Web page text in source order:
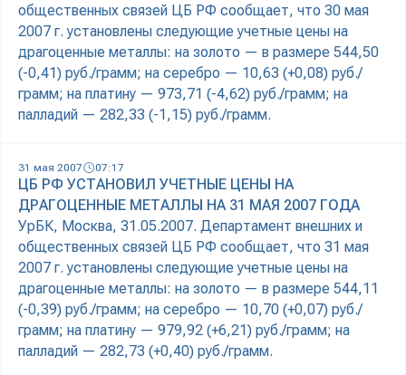
общественных связей ЦБ РФ сообщает, что 30 мая
2007 г. установлены следующие учетные цены на
драгоценные металлы: на золото — в размере 544,50
(-0,41) руб./грамм; на серебро — 10,63 (+0,08) руб./
грамм; на платину — 973,71 (-4,62) руб./грамм; на
палладий — 282,33 (-1,15) руб./грамм.
31 мая 2007 07:17
ЦБ РФ УСТАНОВИЛ УЧЕТНЫЕ ЦЕНЫ НА
ДРАГОЦЕННЫЕ МЕТАЛЛЫ НА 31 МАЯ 2007 ГОДА
УрБК, Москва, 31.05.2007. Департамент внешних и
общественных связей ЦБ РФ сообщает, что 31 мая
2007 г. установлены следующие учетные цены на
драгоценные металлы: на золото — в размере 544,11
(-0,39) руб./грамм; на серебро — 10,70 (+0,07) руб./
грамм; на платину — 979,92 (+6,21) руб./грамм; на
палладий — 282,73 (+0,40) руб./грамм.